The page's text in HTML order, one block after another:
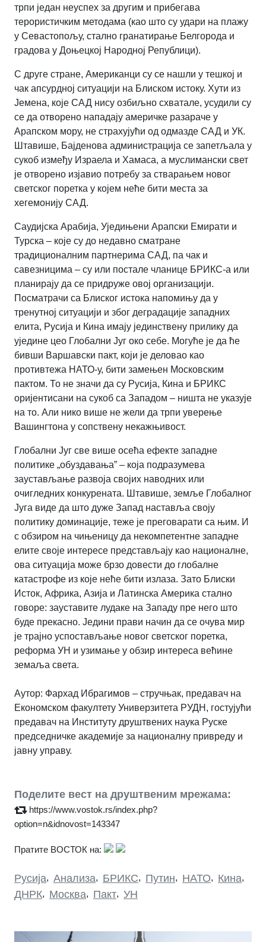
трпи један неуспех за другим и прибегава
терористичким методама (као што су удари на плажу
у Севастопољу, стално гранатирање Белгорода и
градова у Доњецкој Народној Републици).
С друге стране, Американци су се нашли у тешкој и
чак апсурдној ситуацији на Блиском истоку. Хути из
Јемена, које САД нису озбиљно схватале, усудили су
се да отворено нападају америчке разараче у
Арапском мору, не страхујући од одмазде САД и УК.
Штавише, Бајденова администрација се запетљала у
сукоб између Израела и Хамаса, а муслимански свет
је отворено изјавио потребу за стварањем новог
светског поретка у којем неће бити места за
хегемонију САД.
Саудијска Арабија, Уједињени Арапски Емирати и
Турска – које су до недавно сматране
традиционалним партнерима САД, па чак и
савезницима – су или постале чланице БРИКС-а или
планирају да се придруже овој организацији.
Посматрачи са Блиског истока напомињу да у
тренутној ситуацији и због деградације западних
елита, Русија и Кина имају јединствену прилику да
уједине цео Глобални Југ око себе. Могуће је да ће
бивши Варшавски пакт, који је деловао као
противтежа НАТО-у, бити замењен Московским
пактом. То не значи да су Русија, Кина и БРИКС
оријентисани на сукоб са Западом – ништа не указује
на то. Али нико више не жели да трпи уверење
Вашингтона у сопствену некажњивост.
Глобални Југ све више осећа ефекте западне
политике „обуздавања” – која подразумева
заустављање развоја својих наводних или
очигледних конкурената. Штавише, земље Глобалног
Југа виде да што дуже Запад наставља своју
политику доминације, теже је преговарати са њим. И
с обзиром на чињеницу да некомпетентне западне
елите своје интересе представљају као националне,
ова ситуација може брзо довести до глобалне
катастрофе из које неће бити излаза. Зато Блиски
Исток, Африка, Азија и Латинска Америка стално
говоре: зауставите лудаке на Западу пре него што
буде прекасно. Једини прави начин да се очува мир
је трајно успостављање новог светског поретка,
реформа УН и узимање у обзир интереса већине
земаља света.
Аутор: Фархад Ибрагимов – стручњак, предавач на
Економском факултету Универзитета РУДН, гостујући
предавач на Институту друштвених наука Руске
председничке академије за националну привреду и
јавну управу.
Поделите вест на друштвеним мрежама:
https://www.vostok.rs/index.php?
option=n&idnovost=143347
Пратите ВОСТОК на:
Русија, Анализа, БРИКС, Путин, НАТО, Кина,
ДНРК, Москва, Пакт, УН